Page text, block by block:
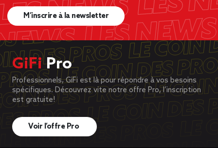
M’inscrire à la newsletter
GiFiPro
Professionnels, GiFi est là pour répondre à vos besoins
spécifiques. Découvrez vite notre offre Pro, l’inscription
est gratuite!
Voir l’offre Pro